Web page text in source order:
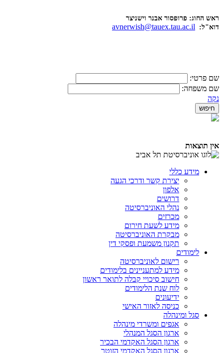
ראש החוג: פרופסור אבנר וישניצר
דוא"ל:
avnerwish@tauex.tau.ac.il
שם פרטי:
שם משפחה:
נקה
אין תוצאות
מידע כללי
יצירת קשר ודרכי הגעה
אלפון
דרושים
נהלי האוניברסיטה
מכרזים
מידע לשעת חירום
מבקרת האוניברסיטה
תקנון משמעת ופסקי דין
לימודים
רישום לאוניברסיטה
מידע למתעניינים בלימודים
חישוב סיכויי קבלה לתואר ראשון
לוח שנת הלימודים
ידיעונים
כניסה לאזור האישי
סגל ומינהלה
אגפים ומשרדי מינהלה
ארגון הסגל המנהלי
ארגון הסגל האקדמי הבכיר
ארגון הסגל האקדמי הזוטר